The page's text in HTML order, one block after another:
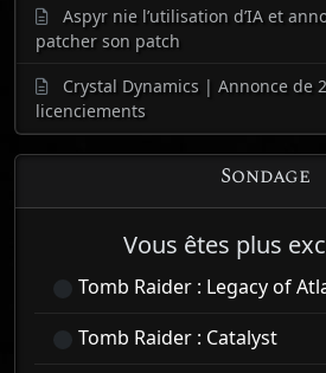
Aspyr nie l’utilisation d’IA et
patcher son patch
Crystal Dynamics | Annonce de
licenciements
Sondage
Vous êtes plus
Tomb Raider : Legacy of
Tomb Raider : Catalyst